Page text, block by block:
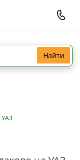
Найти